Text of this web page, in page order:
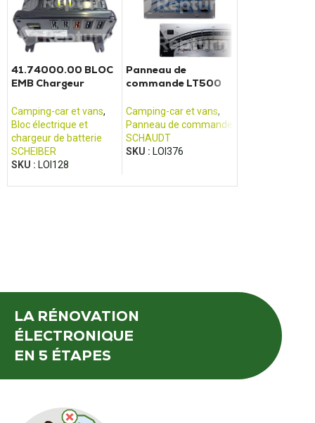
41.74000.00 BLOC
EMB Chargeur
électrique Scheiber
Camping-car et vans,
Bloc électrique et
chargeur de batterie
SCHEIBER
SKU : LOI128
Panneau de
commande LT500
FRANKIA
Camping-car et vans,
Panneau de commande
SCHAUDT
SKU : LOI376
LA RÉNOVATION
ÉLECTRONIQUE
EN 5 ÉTAPES